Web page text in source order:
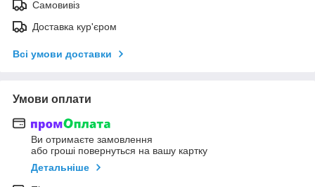
Самовивіз
Доставка кур'єром
Всі умови доставки
Умови оплати
Ви отримаєте замовлення
або гроші повернуться на вашу картку
Детальніше